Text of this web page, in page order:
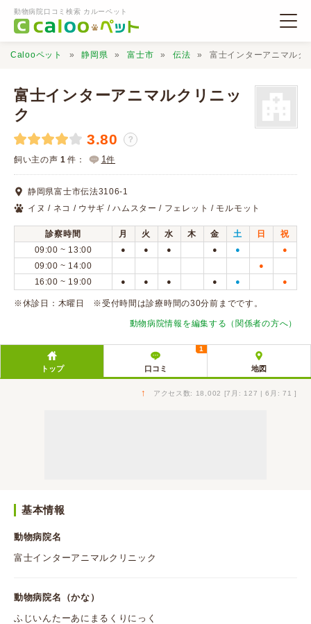
動物病院口コミ検索 カルーペット
動物病院検索
口コミ投稿
Calooペット 静岡県 富士市 伝法 富士インターアニマルク
富士インターアニマルクリニッ
ク
3.80 ？
飼い主の声 1 件： 1件
静岡県富士市伝法3106-1
イヌ / ネコ / ウサギ / ハムスター / フェレット / モルモット
診察時間 月 火 水 木 金 土 日
祝
09:00 ~ 13:00
● ● ● ● ● ●
09:00 ~ 14:00 ●
16:00 ~ 19:00 ● ● ● ● ● ●
※休診日：木曜日 ※受付時間は診療時間の30分前までです。
動物病院情報を編集する（関係者の方へ）
トップ 口コミ
1
地図
↑ アクセス数: 18,002 [7月: 127 | 6月: 71 ]
基本情報
動物病院名
富士インターアニマルクリニック
動物病院名（かな）
ふじいんたーあにまるくりにっく